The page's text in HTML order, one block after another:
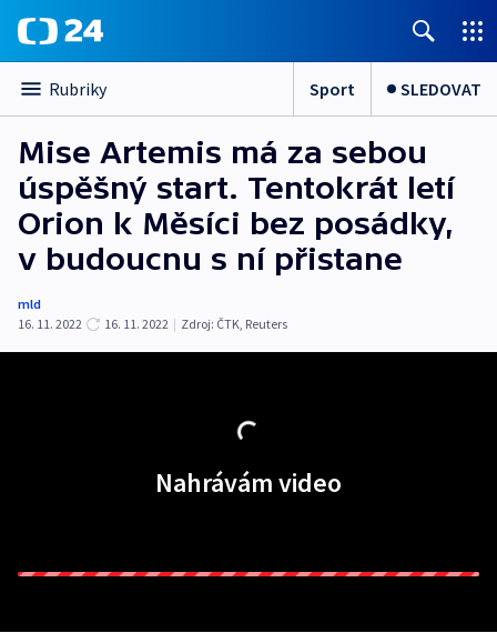
Rubriky Sport SLEDOVAT
Mise Artemis má za sebou
úspěšný start. Tentokrát letí
Orion k Měsíci bez posádky,
v budoucnu s ní přistane
mld
16. 11. 2022
16. 11. 2022 | Zdroj: ČTK, Reuters
Nahrávám video